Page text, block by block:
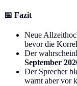
📅 Fazit
Neue
bevor die
Der
September
Der Sprecher
warnt aber vor